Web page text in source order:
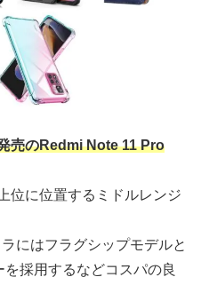
売のRedmi Note 11 Pro
位に位置するミドルレンジ
にはフラグシップモデルと
採用するなどコスパの良